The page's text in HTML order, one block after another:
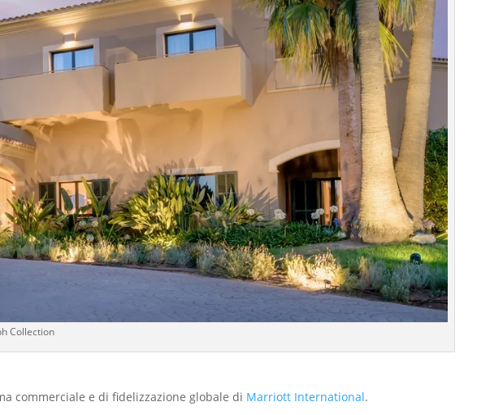
Collection
commerciale e di fidelizzazione globale di Marriott International.